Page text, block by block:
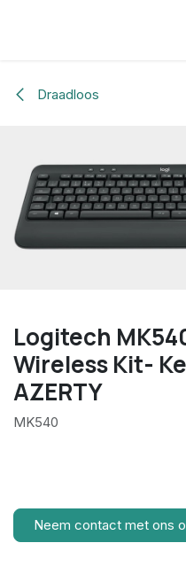
Draadloos
Logitech
Wireless Kit-
AZERTY
MK540
Neem contact met ons